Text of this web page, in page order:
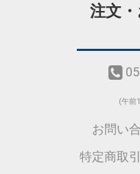
注文
(午前
お問い
特定商取